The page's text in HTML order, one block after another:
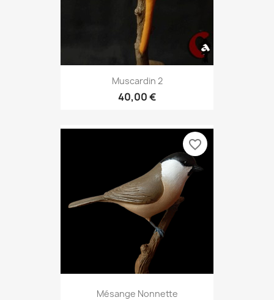
Muscardin 2
40,00 €
Mésange Nonnette
favorite_border